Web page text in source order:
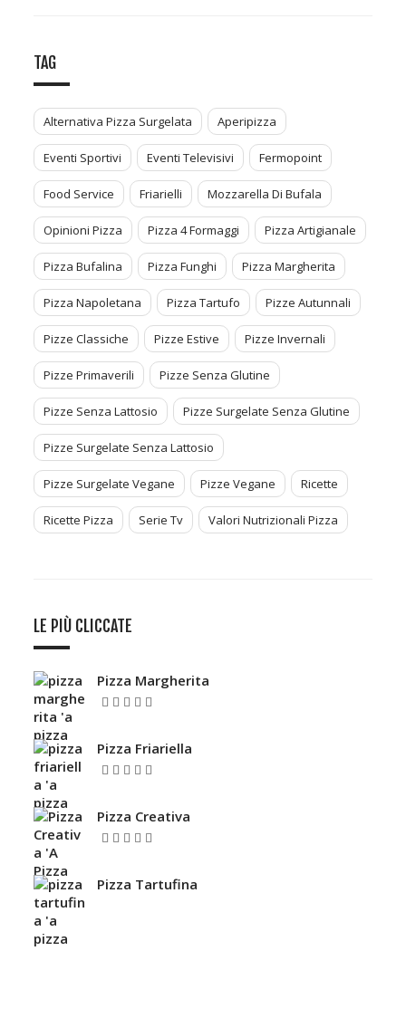
TAG
Alternativa Pizza Surgelata Aperipizza
Eventi Sportivi Eventi Televisivi Fermopoint
Food Service Friarielli Mozzarella Di Bufala
Opinioni Pizza Pizza 4 Formaggi Pizza Artigianale
Pizza Bufalina Pizza Funghi Pizza Margherita
Pizza Napoletana Pizza Tartufo Pizze Autunnali
Pizze Classiche Pizze Estive Pizze Invernali
Pizze Primaverili Pizze Senza Glutine
Pizze Senza Lattosio Pizze Surgelate Senza Glutine
Pizze Surgelate Senza Lattosio
Pizze Surgelate Vegane Pizze Vegane Ricette
Ricette Pizza Serie Tv Valori Nutrizionali Pizza
LE PIÙ CLICCATE
Pizza Margherita
Pizza Friariella
Pizza Creativa
Pizza Tartufina